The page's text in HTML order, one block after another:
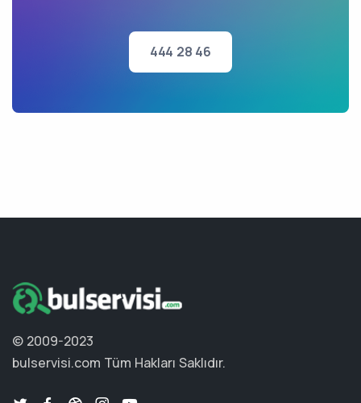
444 28 46
© 2009-2023
bulservisi.com Tüm Hakları Saklıdır.